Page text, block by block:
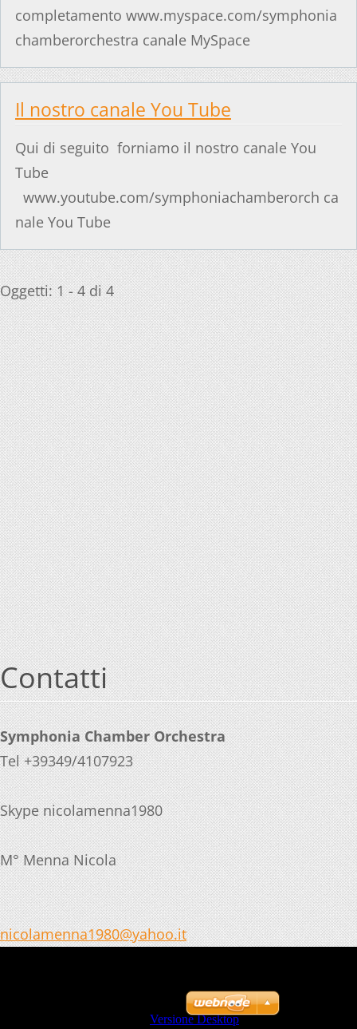
completamento www.myspace.com/symphonia
chamberorchestra canale MySpace
Il nostro canale You Tube
Qui di seguito forniamo il nostro canale You
Tube
www.youtube.com/symphoniachamberorch ca
nale You Tube
Oggetti: 1 - 4 di 4
Contatti
Symphonia Chamber Orchestra
Tel +39349/4107923
Skype nicolamenna1980
M° Menna Nicola
nicolamenna1980@yahoo.it
Versione Desktop